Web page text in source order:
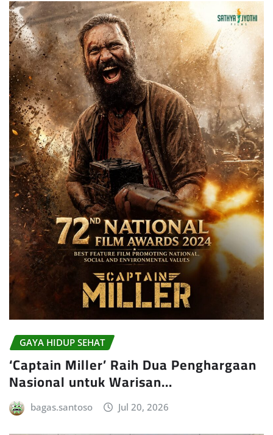
GAYA HIDUP SEHAT
‘Captain Miller’ Raih Dua Penghargaan
Nasional untuk Warisan…
bagas.santoso Jul 20, 2026